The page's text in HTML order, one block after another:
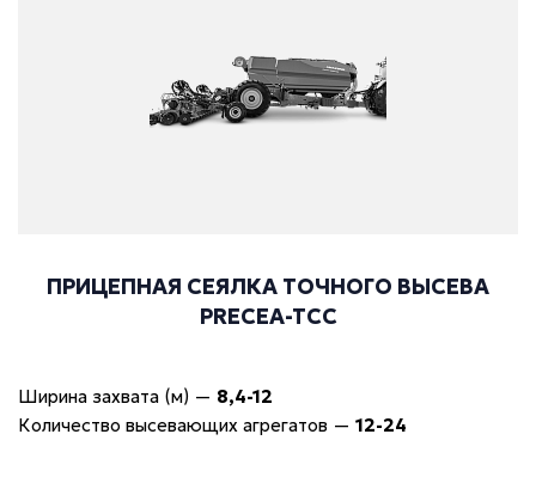
ПРИЦЕПНАЯ СЕЯЛКА ТОЧНОГО ВЫСЕВА
PRECEA-TCC
Ширина захвата (м) — 8,4-12
Количество высевающих агрегатов — 12-24